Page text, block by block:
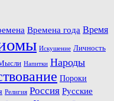
Времена года Время
Искушение Личность
Напитки Народы
Пороки
Религия Россия Русские